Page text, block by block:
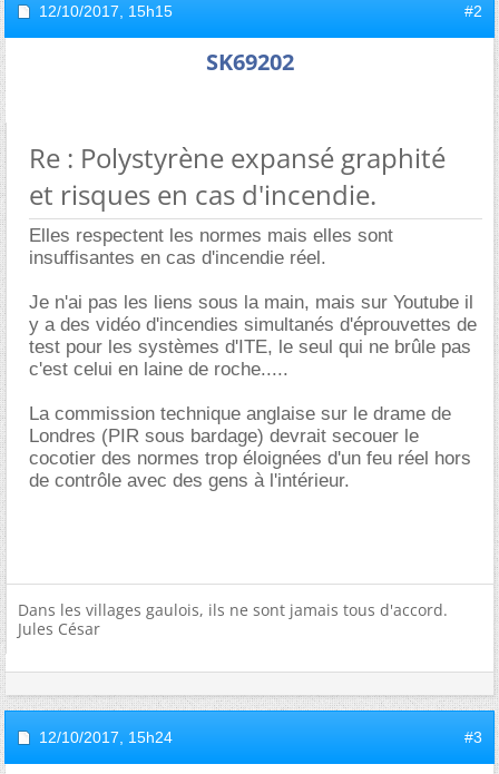
12/10/2017, 15h15 #2
SK69202
Re : Polystyrène expansé graphité
et risques en cas d'incendie.
Elles respectent les normes mais elles sont
insuffisantes en cas d'incendie réel.
Je n'ai pas les liens sous la main, mais sur Youtube il
y a des vidéo d'incendies simultanés d'éprouvettes de
test pour les systèmes d'ITE, le seul qui ne brûle pas
c'est celui en laine de roche.....
La commission technique anglaise sur le drame de
Londres (PIR sous bardage) devrait secouer le
cocotier des normes trop éloignées d'un feu réel hors
de contrôle avec des gens à l'intérieur.
Dans les villages gaulois, ils ne sont jamais tous d'accord.
Jules César
12/10/2017, 15h24 #3